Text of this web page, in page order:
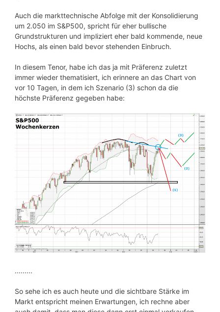
Auch die markttechnische Abfolge mit der Konsolidierung
um 2.050 im S&P500, spricht für eher bullische
Grundstrukturen und impliziert eher bald kommende, neue
Hochs, als einen bald bevor stehenden Einbruch.
In diesem Tenor, habe ich das ja mit Präferenz zuletzt
immer wieder thematisiert, ich erinnere an das Chart von
vor 10 Tagen, in dem ich Szenario (3) schon da die
höchste Präferenz gegeben habe:
.........
So sehe ich es auch heute und die sichtbare Stärke im
Markt entspricht meinen Erwartungen, ich rechne aber